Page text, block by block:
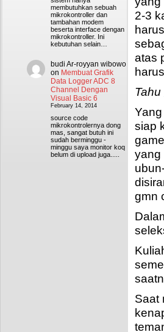
membutuhkan sebuah
mikrokontroller dan
tambahan modem
beserta interface dengan
mikrokontroller. Ini
kebutuhan selain…
budi Ar-royyan wibowo
on Membuat Grafik
Data Logger ADC 8
Channel Dengan
Visual Basic 6
February 14, 2014
source code
mikrokontrolernya dong
mas, sangat butuh ini
sudah berminggu -
minggu saya monitor koq
belum di upload juga.....
2-3
atas
siap
yang
gmn
Saat